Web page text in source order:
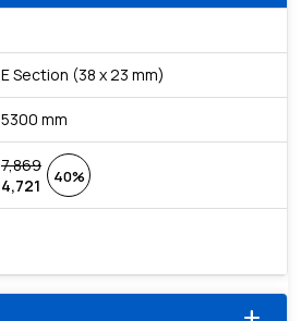
E Section (38 x 23 mm)
5300 mm
7,869
4,721
40%